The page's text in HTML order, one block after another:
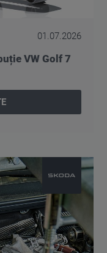
01.07.2026
VW Golf 7